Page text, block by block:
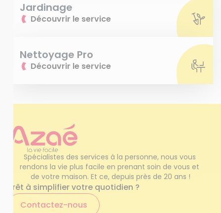
Jardinage
Découvrir le service
Nettoyage Pro
Découvrir le service
Spécialistes des services à la personne, nous vous
rendons la vie plus facile en prenant soin de vous et
de votre maison. Et ce, depuis près de 20 ans !
Prêt à simplifier votre quotidien ?
Contactez-nous